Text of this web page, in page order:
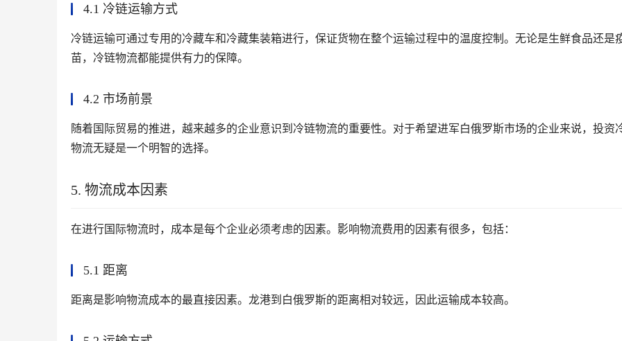
4.1 冷链运输方式
冷链运输可通过专用的冷藏车和冷藏集装箱进行，保证货物在整个运输过程中的温度控制。无论是生鲜食品还是
苗，冷链物流都能提供有力的保障。
4.2 市场前景
随着国际贸易的推进，越来越多的企业意识到冷链物流的重要性。对于希望进军白俄罗斯市场的企业来说，投资
物流无疑是一个明智的选择。
5. 物流成本因素
在进行国际物流时，成本是每个企业必须考虑的因素。影响物流费用的因素有很多，包括：
5.1 距离
距离是影响物流成本的最直接因素。龙港到白俄罗斯的距离相对较远，因此运输成本较高。